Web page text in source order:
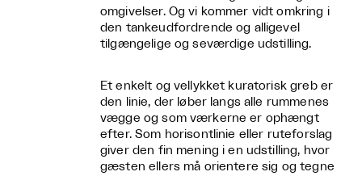
omgivelser. Og vi kommer vidt omkring i
den tankeudfordrende og alligevel
tilgængelige og seværdige udstilling.
Et enkelt og vellykket kuratorisk greb er
den linie, der løber langs alle rummenes
vægge og som værkerne er ophængt
efter. Som horisontlinie eller ruteforslag
giver den fin mening i en udstilling, hvor
gæsten ellers må orientere sig og tegne